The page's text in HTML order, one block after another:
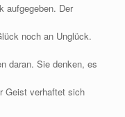
aufgegeben. Der
noch an Unglück.
daran. Sie denken, es
Geist verhaftet sich